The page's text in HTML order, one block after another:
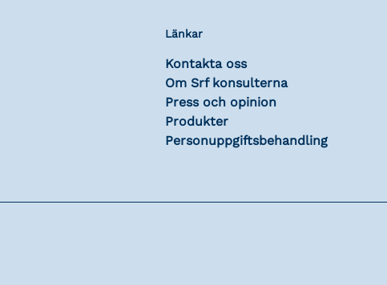
Länkar
Kontakta oss
Om Srf konsulterna
Press och opinion
Produkter
Personuppgiftsbehandling